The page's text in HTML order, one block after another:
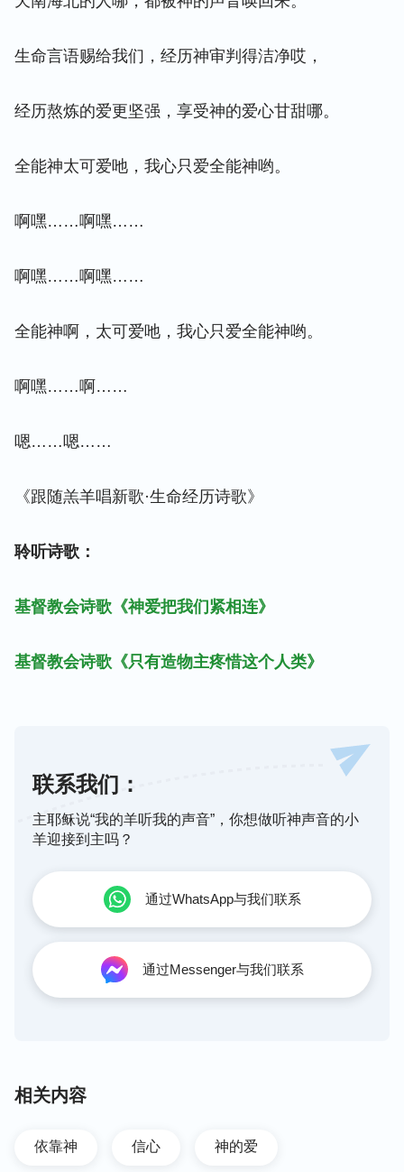
生命言语赐给我们，经历神审判得洁净哎，
经历熬炼的爱更坚强，享受神的爱心甘甜哪。
全能神太可爱吔，我心只爱全能神哟。
啊嘿……啊嘿……
啊嘿……啊嘿……
全能神啊，太可爱吔，我心只爱全能神哟。
啊嘿……啊……
嗯……嗯……
《跟随羔羊唱新歌·生命经历诗歌》
聆听诗歌：
基督教会诗歌《神爱把我们紧相连》
基督教会诗歌《只有造物主疼惜这个人类》
联系我们：
主耶稣说“我的羊听我的声音”，你想做听神声音的小
羊迎接到主吗？
通过WhatsApp与我们联系
通过Messenger与我们联系
相关内容
依靠神 信心 神的爱